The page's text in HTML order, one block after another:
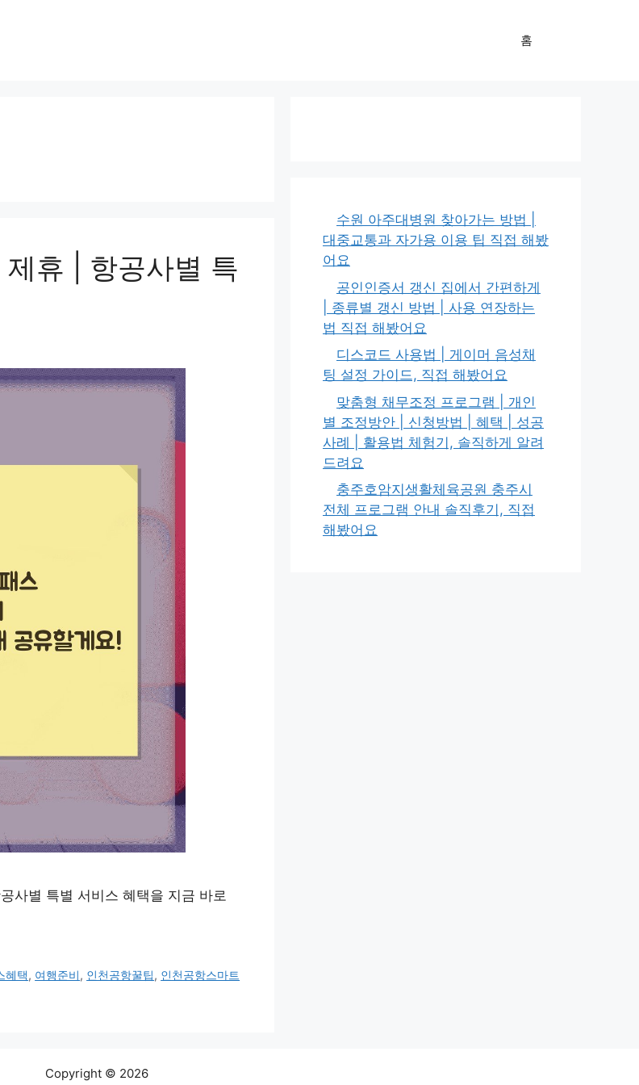
홈
휴 | 항공사별 특
사별 특별 서비스 혜택을 지금 바로
혜택, 여행준비, 인천공항꿀팁, 인천공항스마트
수원 아주대병원 찾아가는 방법 |
대중교통과 자가용 이용 팁 직접 해봤
어요
공인인증서 갱신 집에서 간편하게
| 종류별 갱신 방법 | 사용 연장하는
법 직접 해봤어요
디스코드 사용법 | 게이머 음성채
팅 설정 가이드, 직접 해봤어요
맞춤형 채무조정 프로그램 | 개인
별 조정방안 | 신청방법 | 혜택 | 성공
사례 | 활용법 체험기, 솔직하게 알려
드려요
충주호암지생활체육공원 충주시
전체 프로그램 안내 솔직후기, 직접
해봤어요
Copyright © 2026